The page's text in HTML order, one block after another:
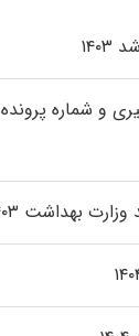
و شماره پرونده
بهداشت ۱۴۰۳